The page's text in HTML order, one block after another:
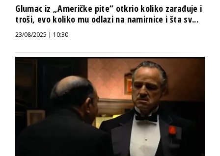
Glumac iz „Američke pite“ otkrio koliko zarađuje i
troši, evo koliko mu odlazi na namirnice i šta sv...
23/08/2025 | 10:30